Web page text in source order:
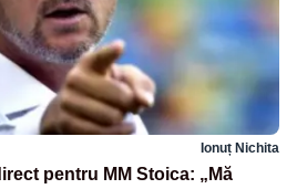
Ionuț Nichita
pentru MM Stoica: „Mă